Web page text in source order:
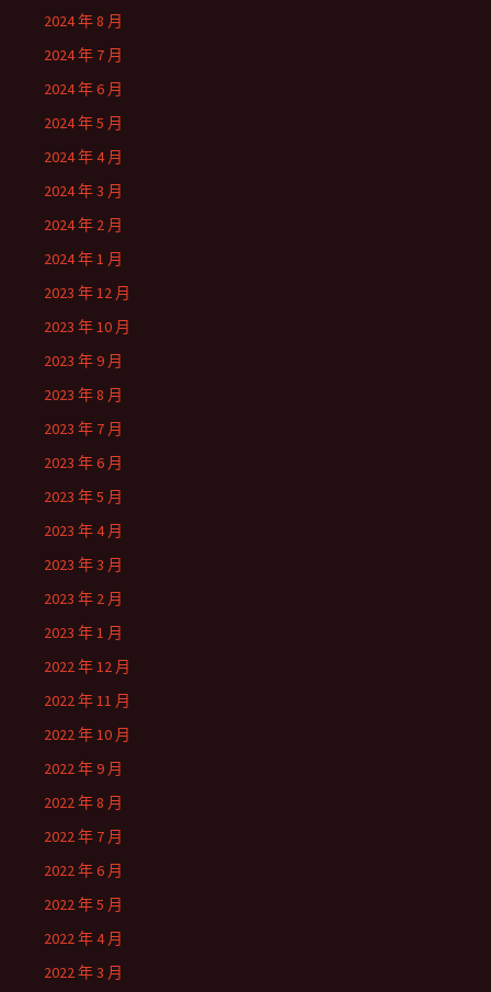
2024 年 8 月
2024 年 7 月
2024 年 6 月
2024 年 5 月
2024 年 4 月
2024 年 3 月
2024 年 2 月
2024 年 1 月
2023 年 12 月
2023 年 10 月
2023 年 9 月
2023 年 8 月
2023 年 7 月
2023 年 6 月
2023 年 5 月
2023 年 4 月
2023 年 3 月
2023 年 2 月
2023 年 1 月
2022 年 12 月
2022 年 11 月
2022 年 10 月
2022 年 9 月
2022 年 8 月
2022 年 7 月
2022 年 6 月
2022 年 5 月
2022 年 4 月
2022 年 3 月